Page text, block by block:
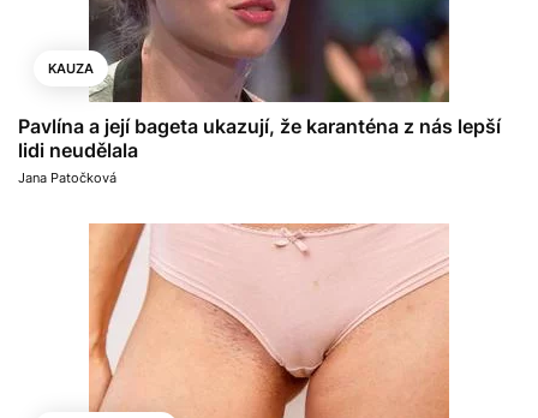
KAUZA
Pavlína a její bageta ukazují, že karanténa z nás lepší
lidi neudělala
Jana Patočková